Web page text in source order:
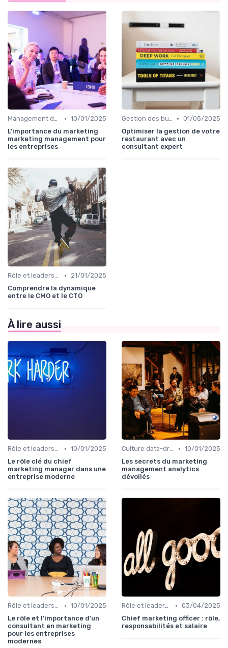
Management des équipes marketing • 10/01/2025
L'importance du marketing
marketing management pour
les entreprises
Gestion des budgets marketing • 01/05/2025
Optimiser la gestion de votre
restaurant avec un
consultant expert
Rôle et leadership du directeur marketing •
21/01/2025
Comprendre la dynamique
entre le CMO et le CTO
À lire aussi
Rôle et leadership du directeur marketing • 10/01/2025
Le rôle clé du chief
marketing manager dans une
entreprise moderne
Culture data-driven & performance • 10/01/2025
Les secrets du marketing
management analytics
dévoilés
Rôle et leadership du directeur marketing • 10/01/2025
Le rôle et l'importance d'un
consultant en marketing
pour les entreprises
modernes
Rôle et leadership du directeur marketing • 03/04/2025
Chief marketing officer : rôle,
responsabilités et salaire